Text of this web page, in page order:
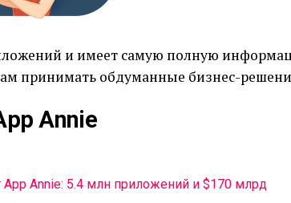
и имеет самую полную
принимать обдуманные бизнес-
Annie
App Annie: 5.4 млн приложений и $170 млрд